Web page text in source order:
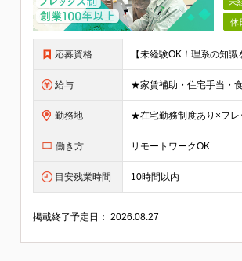
休
応募資格
給与
勤務地
働き方 リモートワークOK
目安残業時間 10時間以内
掲載終了予定日：2026.08.27